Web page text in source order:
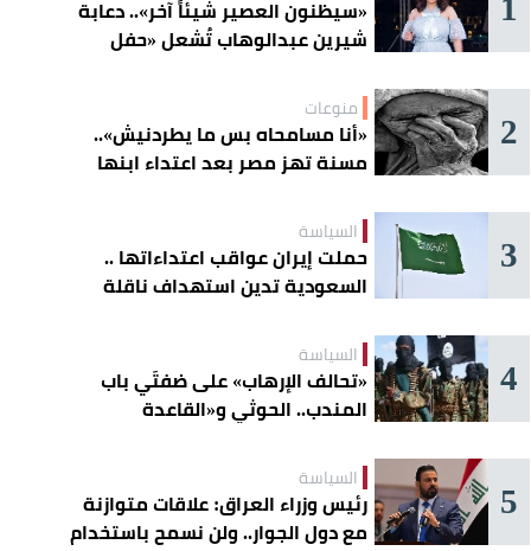
«سيظنون العصير شيئاً آخر».. دعابة
شيرين عبدالوهاب تُشعل «حفل
2 منوعات
«أنا مسامحاه بس ما يطردنيش»..
مسنة تهز مصر بعد اعتداء ابنها
3 السياسة
حملت إيران عواقب اعتداءاتها ..
السعودية تدين استهداف ناقلة
4 السياسة
«تحالف الإرهاب» على ضفتَي باب
المندب.. الحوثي و«القاعدة
5 السياسة
رئيس وزراء العراق: علاقات متوازنة
مع دول الجوار.. ولن نسمح باستخدام